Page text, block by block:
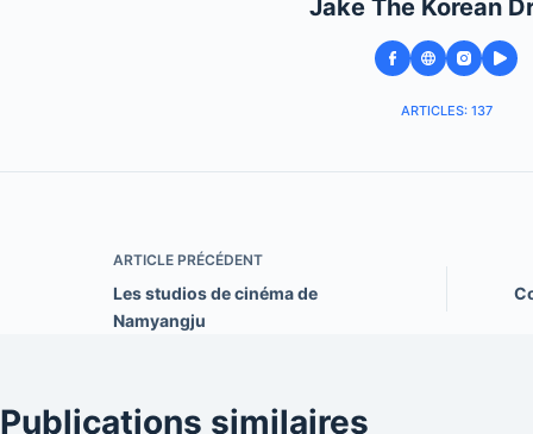
Jake The Korean
ARTICLES: 137
ARTICLE PRÉCÉDENT
Les studios de cinéma de
Namyangju
Publications similaires